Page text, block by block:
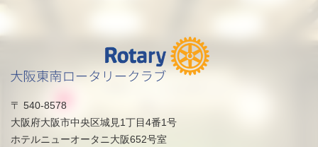
〒 540-8578
大阪府大阪市中央区城見1丁目4番1号
ホテルニューオータニ大阪652号室